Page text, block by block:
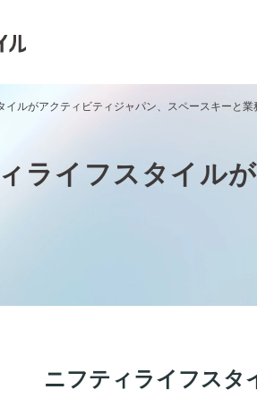
イルがアクティビティジャパン、スペースキーと業
ライフスタイル
ニフティライフスタ